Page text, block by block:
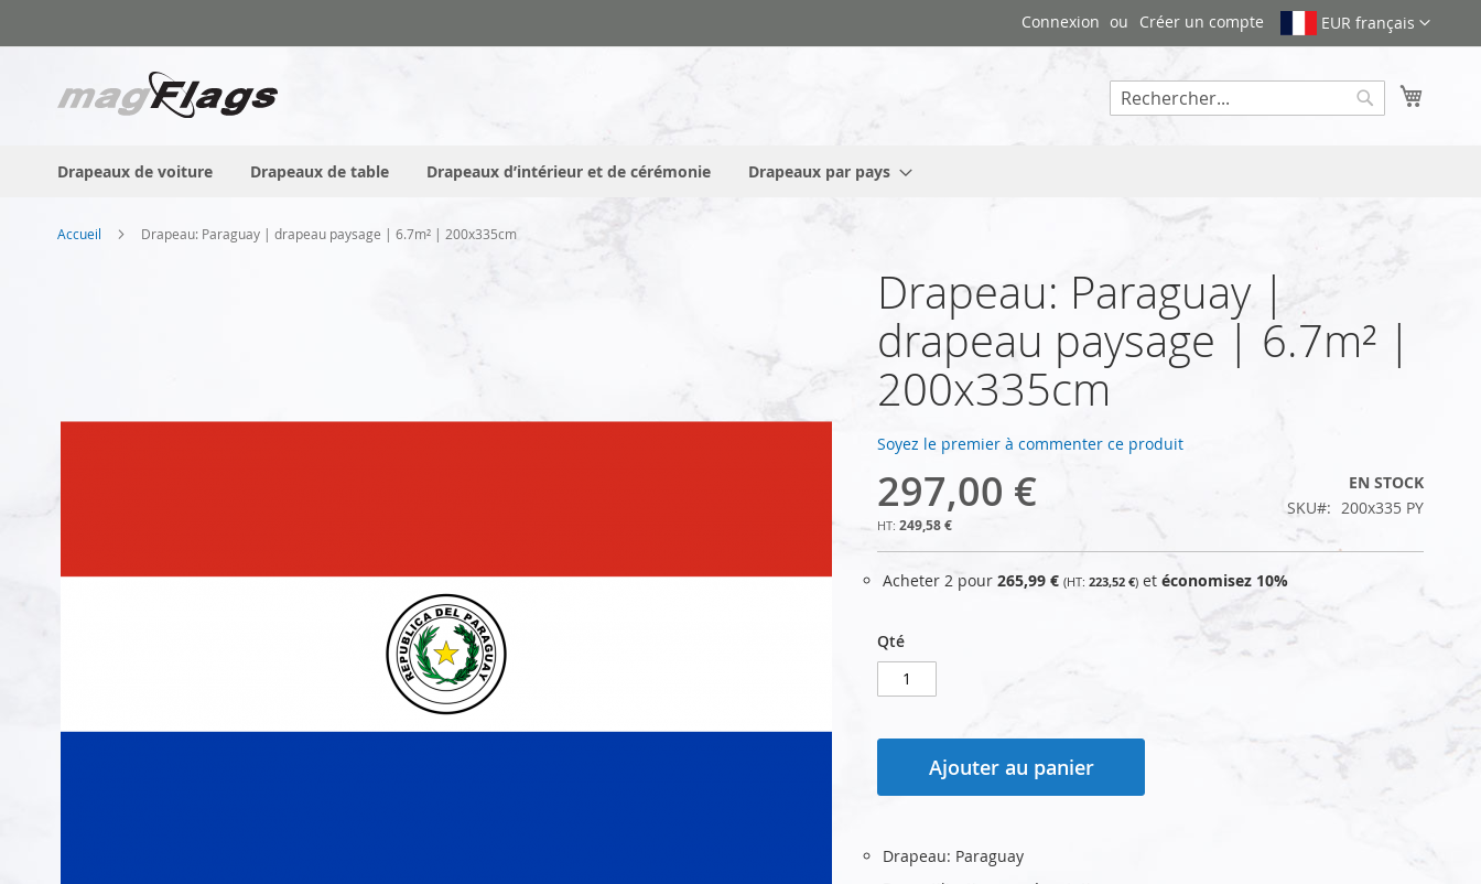
au
EUR français
Connexion Créer un compte
Drapeaux de voiture Drapeaux de table Drapeaux d’intérieur et de cérémonie Drapeaux par pays
Accueil Drapeau: Paraguay | drapeau paysage | 6.7m² | 200x335cm
Drapeau: Paraguay |
drapeau paysage | 6.7m² |
200x335cm
Soyez le premier à commenter ce produit
297,00 €
249,58 €
EN STOCK
SKU
200x335 PY
Acheter 2 pour 265,99 € 223,52 € et économisez 10%
Qté
Ajouter au panier
Drapeau: Paraguay